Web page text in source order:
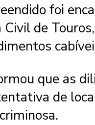
foi
Civil de
que as
de